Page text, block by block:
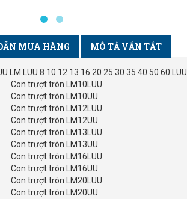
MUA HÀNG MÔ TẢ VẮN TẮT
LM LUU 8 10 12 13 16 20 25 30 35 40 50 60 LUU
Con trượt tròn LM10LUU
Con trượt tròn LM10UU
Con trượt tròn LM12LUU
Con trượt tròn LM12UU
Con trượt tròn LM13LUU
Con trượt tròn LM13UU
Con trượt tròn LM16LUU
Con trượt tròn LM16UU
Con trượt tròn LM20LUU
Con trượt tròn LM20UU